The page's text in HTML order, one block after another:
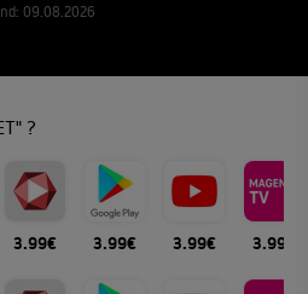
09.08.2026
?
3.99€ 3.99€ 3.99€ 3.99€